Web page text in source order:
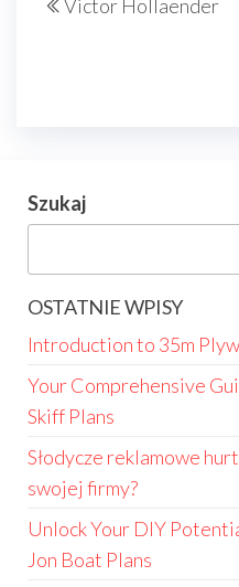
wpisu
wpisVictor Hollaender
Szukaj
OSTATNIE WPISY
Introduction to 35m
Your Comprehensive
Skiff Plans
Słodycze reklamowe
swojej firmy?
Unlock Your DIY
Jon Boat Plans